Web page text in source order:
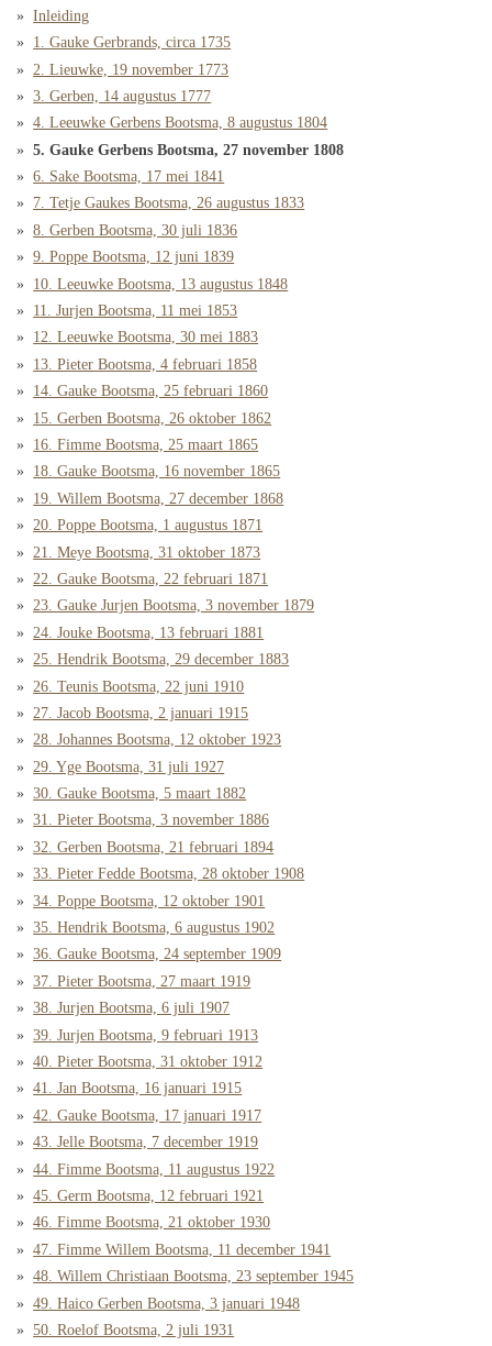
Inleiding
1. Gauke Gerbrands, circa 1735
2. Lieuwke, 19 november 1773
3. Gerben, 14 augustus 1777
4. Leeuwke Gerbens Bootsma, 8 augustus 1804
5. Gauke Gerbens Bootsma, 27 november 1808
6. Sake Bootsma, 17 mei 1841
7. Tetje Gaukes Bootsma, 26 augustus 1833
8. Gerben Bootsma, 30 juli 1836
9. Poppe Bootsma, 12 juni 1839
10. Leeuwke Bootsma, 13 augustus 1848
11. Jurjen Bootsma, 11 mei 1853
12. Leeuwke Bootsma, 30 mei 1883
13. Pieter Bootsma, 4 februari 1858
14. Gauke Bootsma, 25 februari 1860
15. Gerben Bootsma, 26 oktober 1862
16. Fimme Bootsma, 25 maart 1865
18. Gauke Bootsma, 16 november 1865
19. Willem Bootsma, 27 december 1868
20. Poppe Bootsma, 1 augustus 1871
21. Meye Bootsma, 31 oktober 1873
22. Gauke Bootsma, 22 februari 1871
23. Gauke Jurjen Bootsma, 3 november 1879
24. Jouke Bootsma, 13 februari 1881
25. Hendrik Bootsma, 29 december 1883
26. Teunis Bootsma, 22 juni 1910
27. Jacob Bootsma, 2 januari 1915
28. Johannes Bootsma, 12 oktober 1923
29. Yge Bootsma, 31 juli 1927
30. Gauke Bootsma, 5 maart 1882
31. Pieter Bootsma, 3 november 1886
32. Gerben Bootsma, 21 februari 1894
33. Pieter Fedde Bootsma, 28 oktober 1908
34. Poppe Bootsma, 12 oktober 1901
35. Hendrik Bootsma, 6 augustus 1902
36. Gauke Bootsma, 24 september 1909
37. Pieter Bootsma, 27 maart 1919
38. Jurjen Bootsma, 6 juli 1907
39. Jurjen Bootsma, 9 februari 1913
40. Pieter Bootsma, 31 oktober 1912
41. Jan Bootsma, 16 januari 1915
42. Gauke Bootsma, 17 januari 1917
43. Jelle Bootsma, 7 december 1919
44. Fimme Bootsma, 11 augustus 1922
45. Germ Bootsma, 12 februari 1921
46. Fimme Bootsma, 21 oktober 1930
47. Fimme Willem Bootsma, 11 december 1941
48. Willem Christiaan Bootsma, 23 september 1945
49. Haico Gerben Bootsma, 3 januari 1948
50. Roelof Bootsma, 2 juli 1931